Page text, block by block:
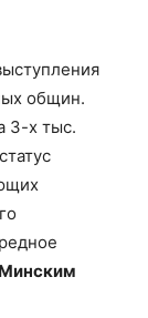
общин.
3-х тыс.
Минским